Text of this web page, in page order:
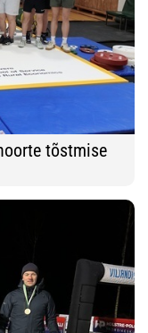
tõstmise